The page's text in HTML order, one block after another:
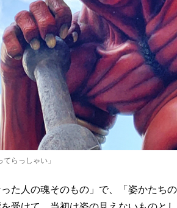
らっしゃい」
た人の魂そのもの」で、「姿かたち